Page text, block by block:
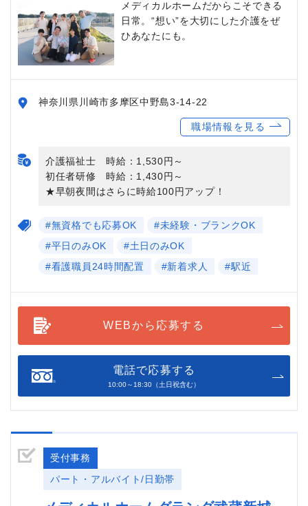
メディカルホームだからこそできる
日常。“想い”を大切にした介護をぜ
ひあなたにも。
神奈川県川崎市多摩区中野島3-14-22
職場情報を見る
介護福祉士 時給：1,530円～
初任者研修 時給：1,430円～
★早朝夜間はさらに時給100円アップ！
#無資格でも応募OK
#未経験・ブランクOK
#平日のみOK
#土日のみOK
#看護職員24時間配置
#新着求人 #駅近
WEBから応募する
電話で応募する
10:00～18:30（土日祝含む）
受付事務
パート・アルバイト/日勤帯